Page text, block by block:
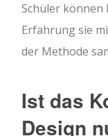
Schüler können
Erfahrung sie
der Methode
Ist das
Design